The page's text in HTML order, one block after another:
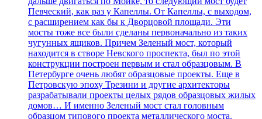
Певческий, как раз у Капеллы. От Капеллы, с выходом,
с расширением как бы к Дворцовой площади. Эти
мосты тоже все были сделаны первоначально из таких
чугунных ящиков. Причем Зеленый мост, который
находится в створе Невского проспекта, был по этой
конструкции построен первым и стал образцовым. В
Петербурге очень любят образцовые проекты. Еще в
Петровскую эпоху Трезини и другие архитекторы
разрабатывали проекты целых рядов образцовых жилых
домов… И именно Зеленый мост стал головным
образцом типового проекта металлического моста.